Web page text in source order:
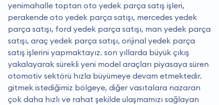
yenimahalle toptan oto yedek parça satış işleri,
perakende oto yedek parça satışı, mercedes yedek
parça satışı, ford yedek parça satışı, man yedek parça
satışı, araç yedek parça satışı, orijinal yedek parça
satış işlerini yapmaktayız. son yıllarda büyük çıkış
yakalayarak sürekli yeni model araçları piyasaya süren
otomotiv sektörü hızla büyümeye devam etmektedir.
gitmek istediğimiz bölgeye, diğer vasıtalara nazaran
çok daha hızlı ve rahat şekilde ulaşmamızı sağlayan